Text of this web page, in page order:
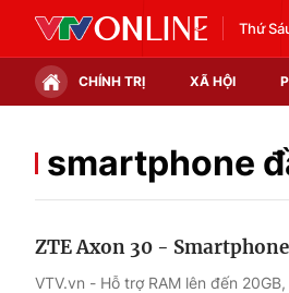
Thứ
CHÍNH TRỊ XÃ HỘI
smartphone
ZTE Axon 30 -
VTV.vn - Hỗ trợ RAM lên đến